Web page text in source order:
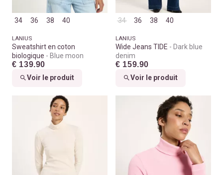
34 36 38 40
LANIUS
Sweatshirt en coton
biologique
Blue moon
€ 139.90
Voir le produit
34 36 38 40
LANIUS
Wide Jeans TIDE
Dark blue
denim
€ 159.90
Voir le produit